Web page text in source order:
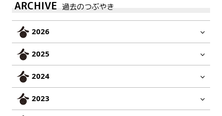
ARCHIVE 過去のつぶやき
2026
2025
2024
2023